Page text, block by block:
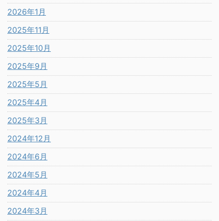
2026年1月
2025年11月
2025年10月
2025年9月
2025年5月
2025年4月
2025年3月
2024年12月
2024年6月
2024年5月
2024年4月
2024年3月